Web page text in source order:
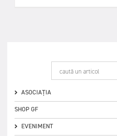
ASOCIAȚIA
SHOP GF
EVENIMENT